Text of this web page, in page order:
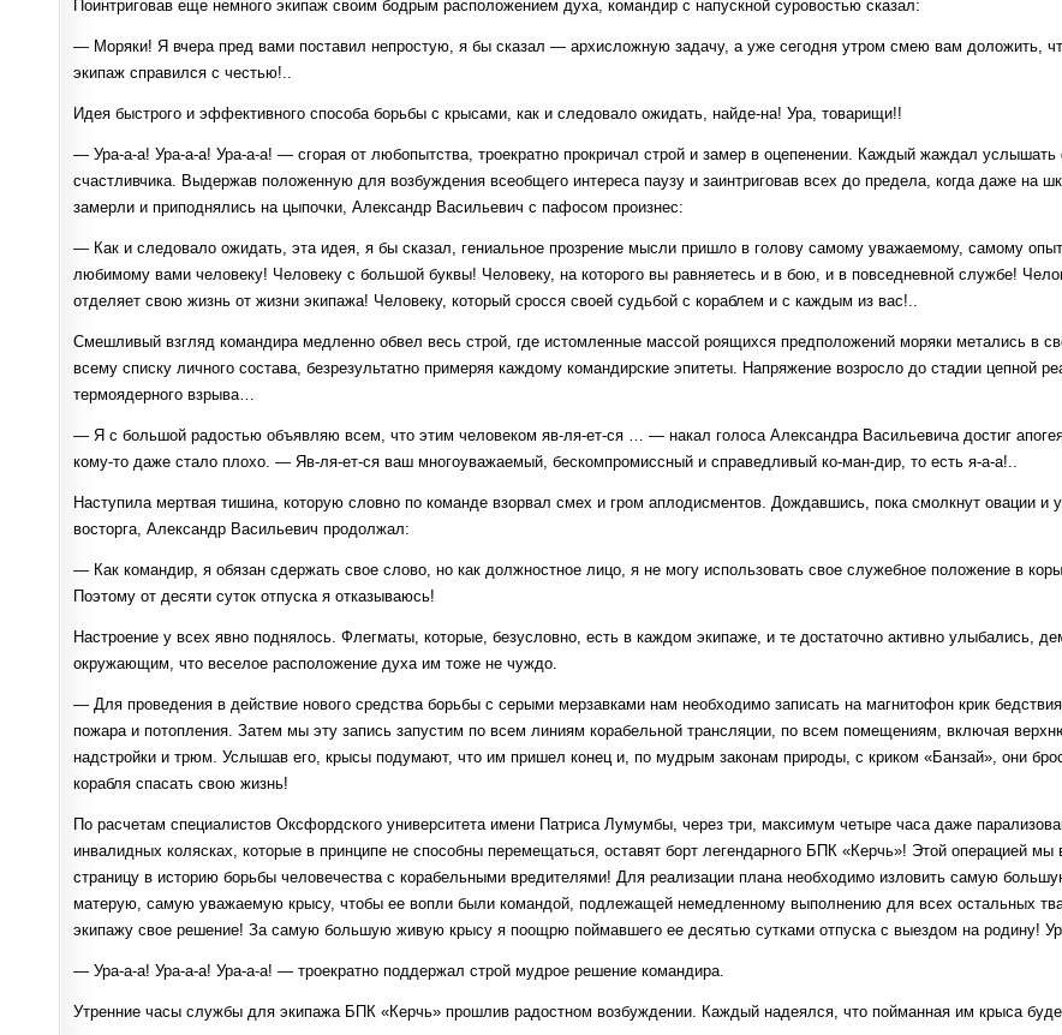
Поинтриговав еще немного экипаж своим бодрым расположением духа, командир с напускной суровостью сказал:
— Моряки! Я вчера пред вами поставил непростую, я бы сказал — архисложную задачу, а уже сегодня утром смею вам доложить,
экипаж справился с честью!..
Идея быстрого и эффективного способа борьбы с крысами, как и следовало ожидать, найде-на! Ура, товарищи!!
— Ура-а-а! Ура-а-а! Ура-а-а! — сгорая от любопытства, троекратно прокричал строй и замер в оцепенении. Каждый жаждал
счастливчика. Выдержав положенную для возбуждения всеобщего интереса паузу и заинтриговав всех до предела, когда даже на
замерли и приподнялись на цыпочки, Александр Васильевич с пафосом произнес:
— Как и следовало ожидать, эта идея, я бы сказал, гениальное прозрение мысли пришло в голову самому уважаемому, самому
любимому вами человеку! Человеку с большой буквы! Человеку, на которого вы равняетесь и в бою, и в повседневной службе!
отделяет свою жизнь от жизни экипажа! Человеку, который сросся своей судьбой с кораблем и с каждым из вас!..
Смешливый взгляд командира медленно обвел весь строй, где истомленные массой роящихся предположений моряки метались в
всему списку личного состава, безрезультатно примеряя каждому командирские эпитеты. Напряжение возросло до стадии цепной
термоядерного взрыва…
— Я с большой радостью объявляю всем, что этим человеком яв-ля-ет-ся … — накал голоса Александра Васильевича достиг
кому-то даже стало плохо. — Яв-ля-ет-ся ваш многоуважаемый, бескомпромиссный и справедливый ко-ман-дир, то есть я-а-а!..
Наступила мертвая тишина, которую словно по команде взорвал смех и гром аплодисментов. Дождавшись, пока смолкнут овации и
восторга, Александр Васильевич продолжал:
— Как командир, я обязан сдержать свое слово, но как должностное лицо, я не могу использовать свое служебное положение в
Поэтому от десяти суток отпуска я отказываюсь!
Настроение у всех явно поднялось. Флегматы, которые, безусловно, есть в каждом экипаже, и те достаточно активно улыбались,
окружающим, что веселое расположение духа им тоже не чуждо.
— Для проведения в действие нового средства борьбы с серыми мерзавками нам необходимо записать на магнитофон крик
пожара и потопления. Затем мы эту запись запустим по всем линиям корабельной трансляции, по всем помещениям, включая
надстройки и трюм. Услышав его, крысы подумают, что им пришел конец и, по мудрым законам природы, с криком «Банзай», они
корабля спасать свою жизнь!
По расчетам специалистов Оксфордского университета имени Патриса Лумумбы, через три, максимум четыре часа даже
инвалидных колясках, которые в принципе не способны перемещаться, оставят борт легендарного БПК «Керчь»! Этой операцией
страницу в историю борьбы человечества с корабельными вредителями! Для реализации плана необходимо изловить самую
матерую, самую уважаемую крысу, чтобы ее вопли были командой, подлежащей немедленному выполнению для всех остальных
экипажу свое решение! За самую большую живую крысу я поощрю поймавшего ее десятью сутками отпуска с выездом на родину!
— Ура-а-а! Ура-а-а! Ура-а-а! — троекратно поддержал строй мудрое решение командира.
Утренние часы службы для экипажа БПК «Керчь» прошлив радостном возбуждении. Каждый надеялся, что пойманная им крыса